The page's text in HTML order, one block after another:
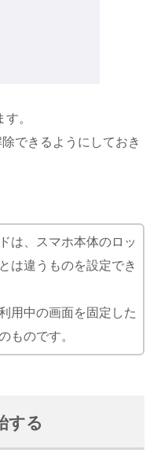
す。
できるようにしておき
は、スマホ本体のロッ
は違うものを設定でき
用中の画面を固定した
ものです。
する